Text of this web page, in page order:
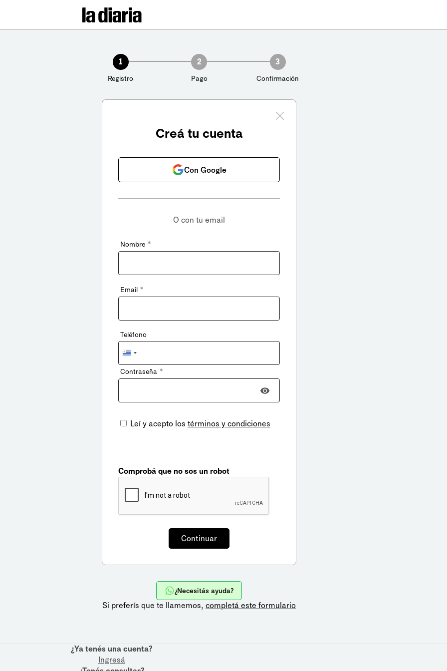
1
Registro
2
Pago
3
Confirmación
Creá tu cuenta
Con Google
O con tu email
Nombre *
Email *
Teléfono
Uruguay
+598
Contraseña *
Leí y acepto los términos y condiciones
Comprobá que no sos un robot
¿Necesitás ayuda?
Si preferís que te llamemos, completá este formulario
¿Ya tenés una cuenta?
Ingresá